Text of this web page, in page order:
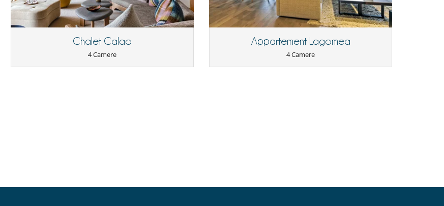
Cucina completamente fornita
Chalet Calao
4 Camere
Appartement Lagomea
4 Camere